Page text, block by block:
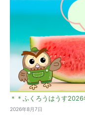
＊＊ふくろうはうす
2026年8月7日